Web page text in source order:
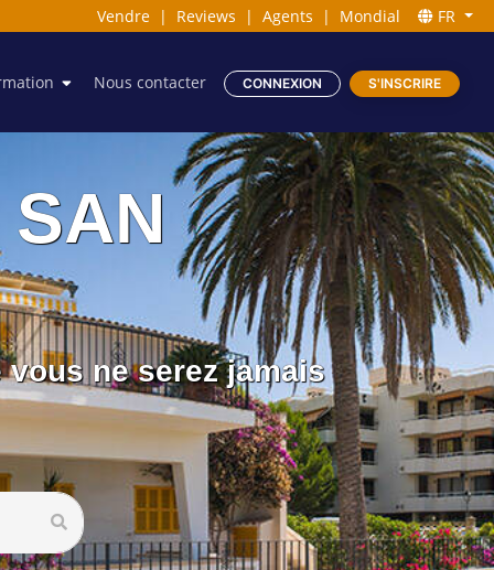
Vendre | Reviews | Agents | Mondial FR
Nous contacter CONNEXION S'INSCRIRE
ne serez jamais